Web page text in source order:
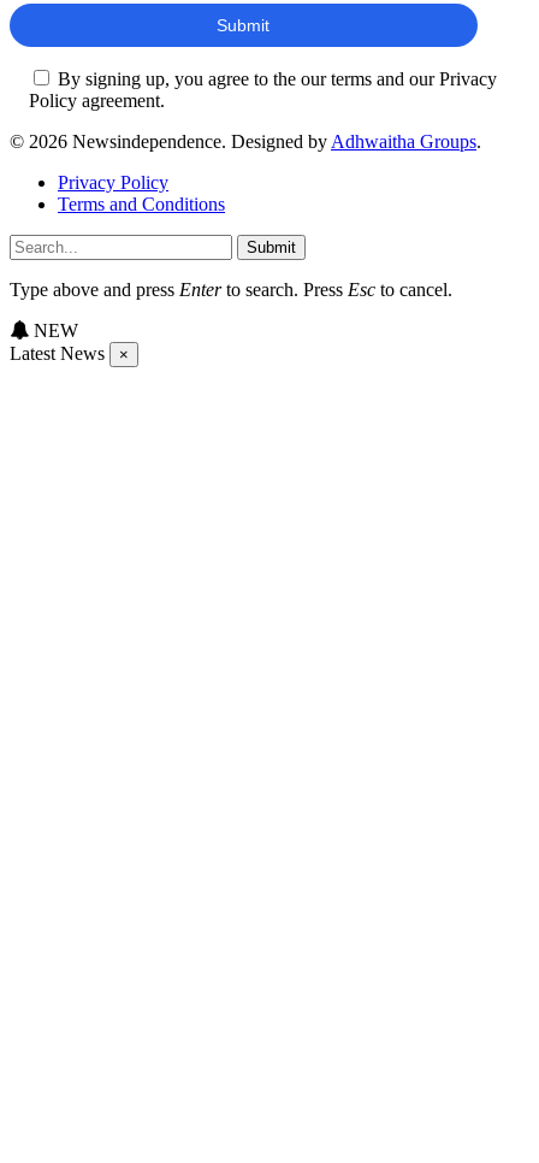
By signing up, you agree to the our terms and our Privacy
Policy agreement.
© 2026 Newsindependence. Designed by Adhwaitha Groups.
Privacy Policy
Terms and Conditions
Submit
Type above and press Enterto search. Press Esc to cancel.
NEW
Latest News
×